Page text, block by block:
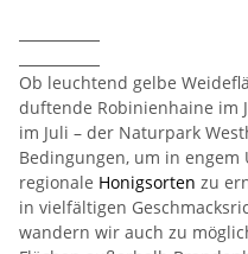
Ob leuchtend gelbe
duftende Robinienhaine im
im Juli – der Naturpark
Bedingungen, um in engem
regionale Honigsorten zu
in vielfältigen
wandern wir auch zu